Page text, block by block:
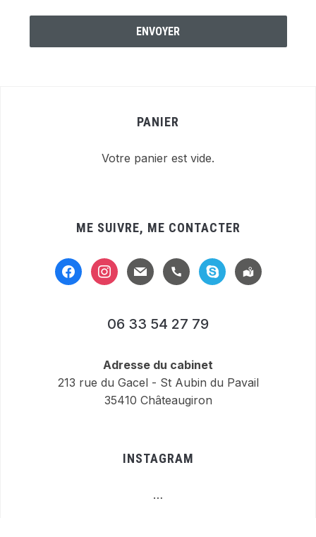
ENVOYER
PANIER
Votre panier est vide.
ME SUIVRE, ME CONTACTER
facebookinstagram
mail handsetskype
location-
alt
06 33 54 27 79
Adresse du cabinet
213 rue du Gacel - St Aubin du Pavail
35410 Châteaugiron
INSTAGRAM
…